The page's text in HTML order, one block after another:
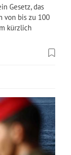
Gesetz, das
von bis zu 100
kürzlich